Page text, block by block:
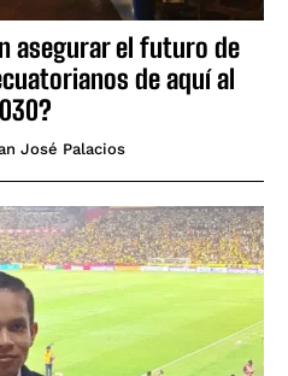
asegurar el futuro de
de aquí al
José Palacios